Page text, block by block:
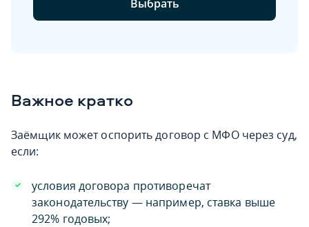
Выбрать
Важное кратко
Заёмщик может оспорить договор с МФО через суд,
если:
условия договора противоречат
законодательству — например, ставка выше
292% годовых;